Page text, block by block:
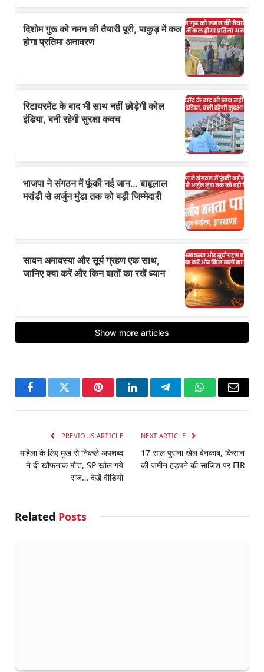
FacebookTwitter PinterestLinkedInTelegramWhatsApp
Email
PREVIOUS ARTICLE
महिला के लिए मुख से निकले अपशब्द
ने दी खौफनाक मौ’त, SP खोल गये
राज… देखें वीडियो
NEXT ARTICLE
17 साल पुराना खेल बेनकाब, किसान
की जमीन हड़पने की साजिश पर FIR
Related Posts